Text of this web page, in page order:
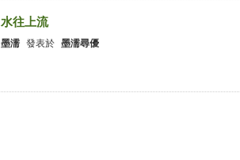
水往上流
墨濡 發表於 墨濡尋優